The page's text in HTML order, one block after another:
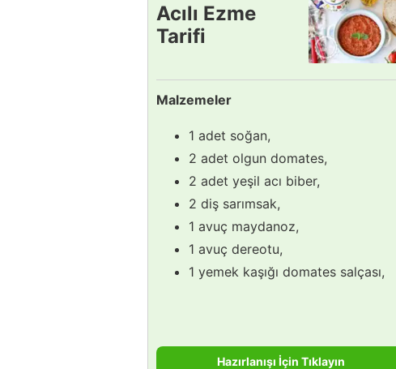
Acılı Ezme
Tarifi
Malzemeler
1 adet soğan,
2 adet olgun domates,
2 adet yeşil acı biber,
2 diş sarımsak,
1 avuç maydanoz,
1 avuç dereotu,
1 yemek kaşığı domates salçası,
Hazırlanışı İçin Tıklayın